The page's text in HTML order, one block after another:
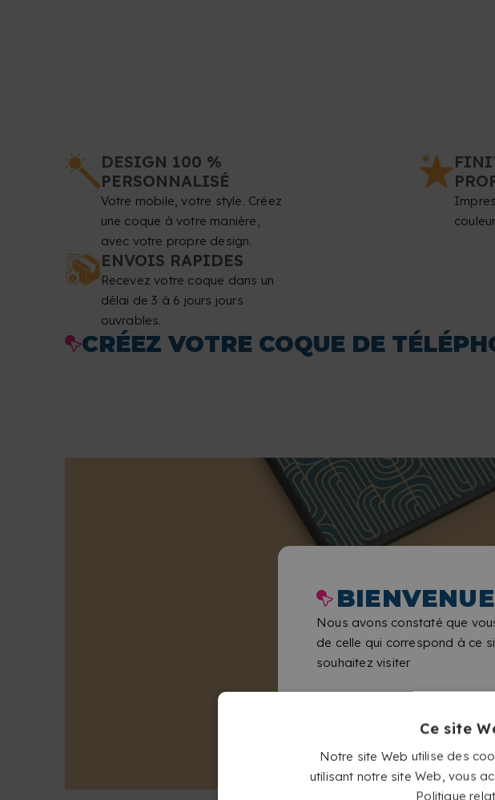
Nous avons constaté que
de celle qui correspond à ce
souhaitez visiter
DESIGN 100 %
PERSONNALISÉ
Votre mobile, votre style. Créez
une coque à votre manière,
avec votre propre design.
ENVOIS RAPIDES
Recevez votre coque dans un
délai de 3 à 6 jours jours
ouvrables.
CRÉEZ VOTRE COQUE DE
Ce site
Notre site Web utilise des
utilisant notre site Web, vous
Politique